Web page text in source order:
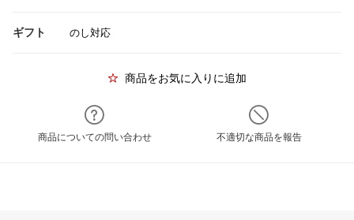
ギフト のし対応
商品をお気に入りに追加
商品についての問い合わせ 不適切な商品を報告